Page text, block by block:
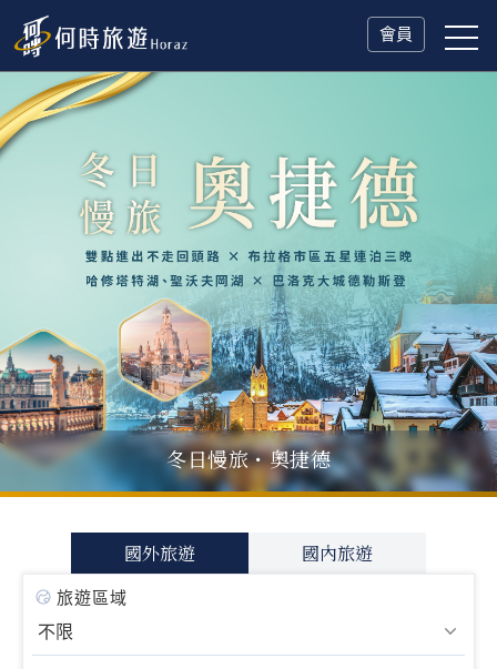
會員
父親節．限時特別企劃
一人旅行Solo Travel
山海雙享・北海道冬日慢旅・奧捷德
國外旅遊 國內旅遊
旅遊區域